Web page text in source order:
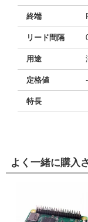
終端
リード間隔
用途
定格値 -
特長
よく一緒に購入